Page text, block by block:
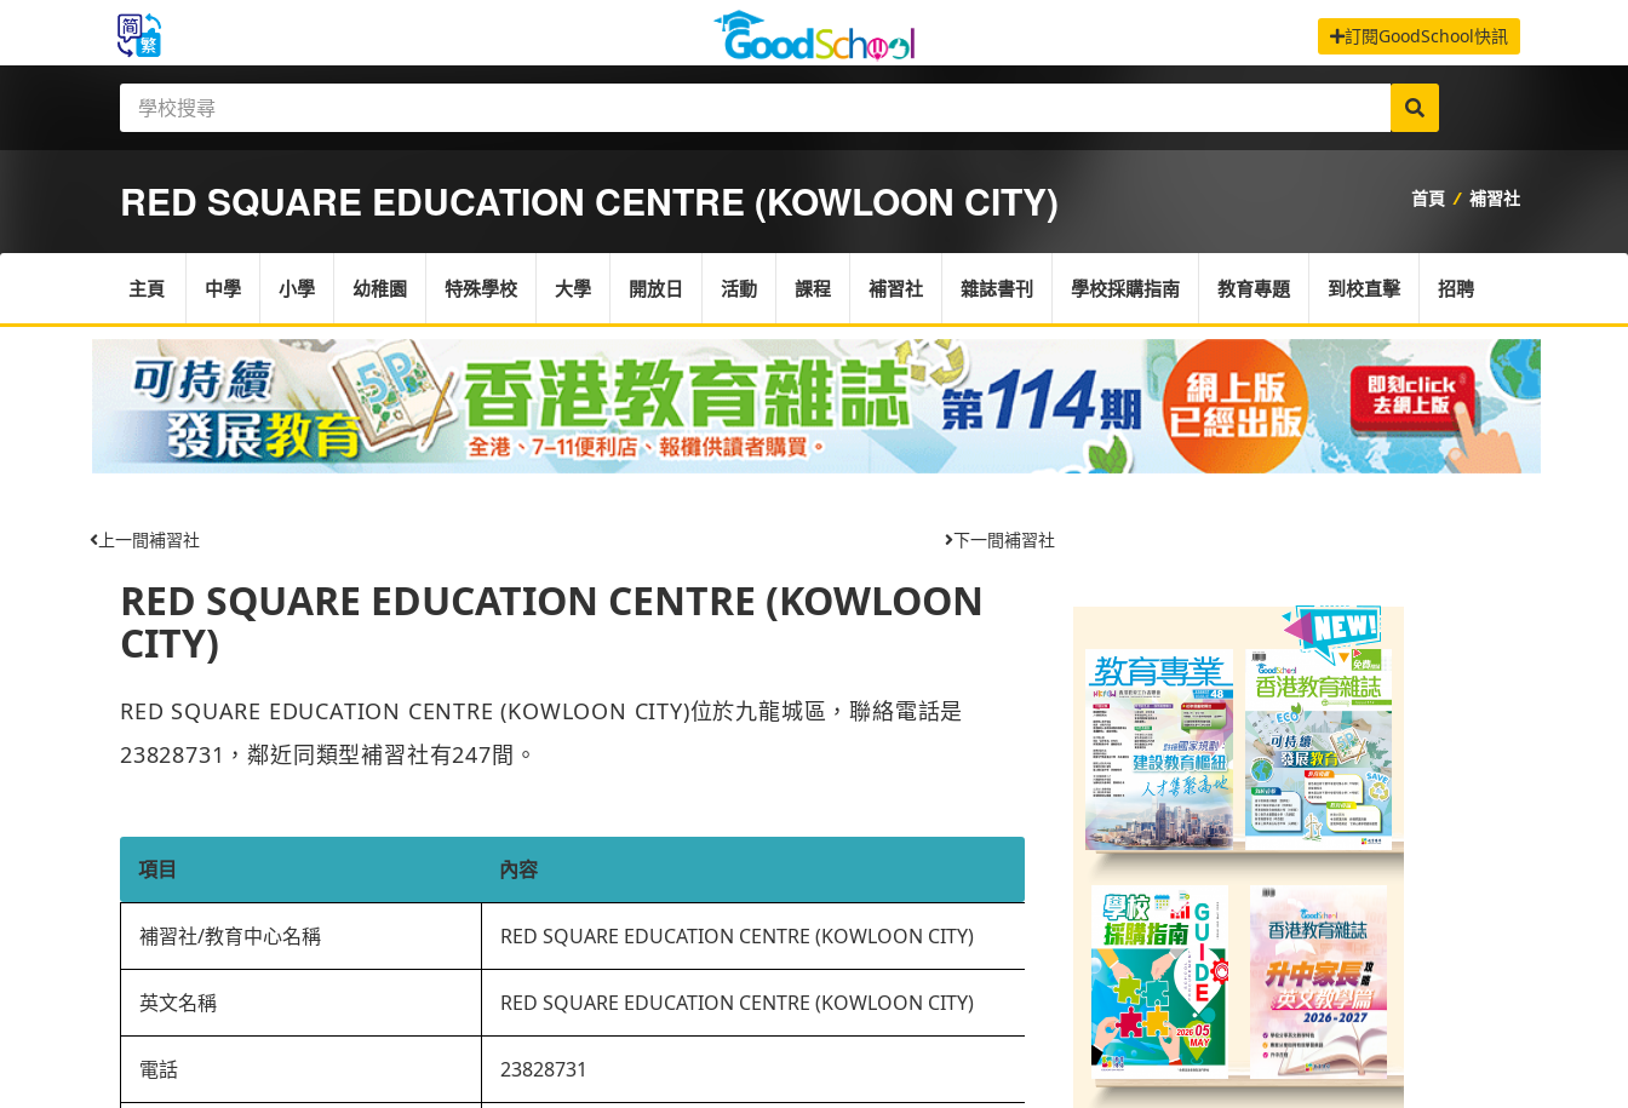
訂閱GoodSchool快訊
RED SQUARE EDUCATION CENTRE (KOWLOON CITY) 首頁 / 補習社
主頁 中學 小學 幼稚園 特殊學校 大學 開放日 活動 課程 補習社 雜誌書刊 學校採購指南 教育專題 到校直擊 招聘
上一間補習社 下一間補習社
RED SQUARE EDUCATION CENTRE (KOWLOON
CITY)
RED SQUARE EDUCATION CENTRE (KOWLOON CITY)位於九龍城區，聯絡電話是
23828731，鄰近同類型補習社有247間。
項目 內容
補習社/教育中心名稱 RED SQUARE EDUCATION CENTRE (KOWLOON CITY)
英文名稱 RED SQUARE EDUCATION CENTRE (KOWLOON CITY)
電話 23828731